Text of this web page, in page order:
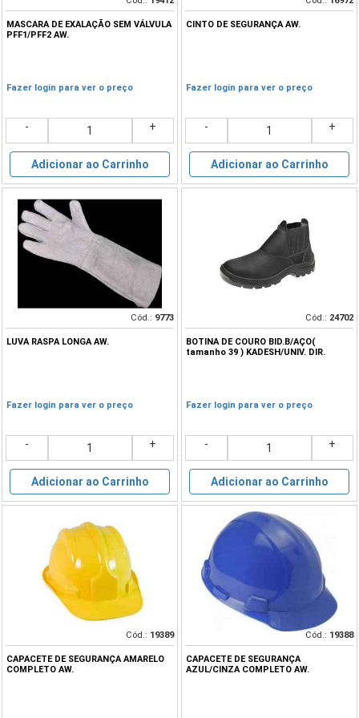
MASCARA DE EXALAÇÃO SEM VÁLVULA
PFF1/PFF2 AW.
Fazer login para ver o preço
- +
Adicionar ao Carrinho
CINTO DE SEGURANÇA AW.
Fazer login para ver o preço
- +
Adicionar ao Carrinho
Cód.: 9773
LUVA RASPA LONGA AW.
Fazer login para ver o preço
- +
Adicionar ao Carrinho
Cód.: 24702
BOTINA DE COURO BID.B/AÇO(
tamanho 39 ) KADESH/UNIV. DIR.
Fazer login para ver o preço
- +
Adicionar ao Carrinho
Cód.: 19389
CAPACETE DE SEGURANÇA AMARELO
COMPLETO AW.
Cód.: 19388
CAPACETE DE SEGURANÇA
AZUL/CINZA COMPLETO AW.